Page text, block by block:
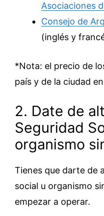
Asociaciones
Consejo de
(inglés y
*Nota: el precio de
país y de la ciudad
2. Date de
Seguridad
organismo
Tienes que darte de
social u organismo
empezar a operar.